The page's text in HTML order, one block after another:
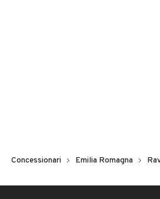
Concessionari Emilia Romagna